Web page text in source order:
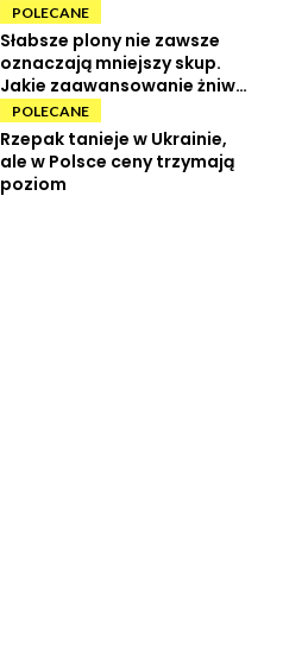
POLECANE
Słabsze plony nie zawsze
oznaczają mniejszy skup.
Jakie zaawansowanie żniw i
ile kosztują zboża?
POLECANE
Rzepak tanieje w Ukrainie,
ale w Polsce ceny trzymają
poziom